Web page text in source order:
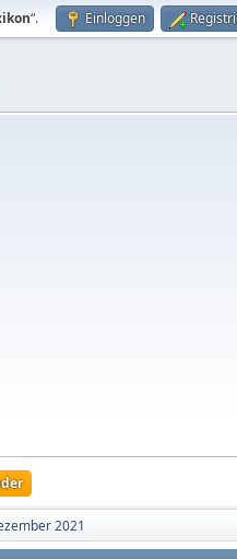
“. Einloggen
2021